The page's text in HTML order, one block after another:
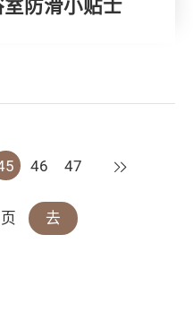
46 47 下一页
去